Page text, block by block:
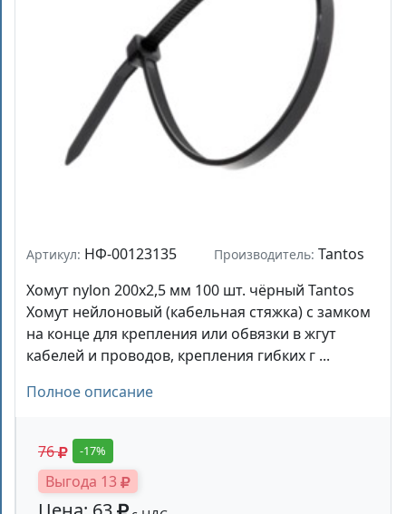
Артикул: НФ-00123135 Производитель: Tantos
Хомут nylon 200x2,5 мм 100 шт. чёрный Tantos
Хомут нейлоновый (кабельная стяжка) с замком
на конце для крепления или обвязки в жгут
кабелей и проводов, крепления гибких г ...
Полное описание
76 -17%
Выгода 13